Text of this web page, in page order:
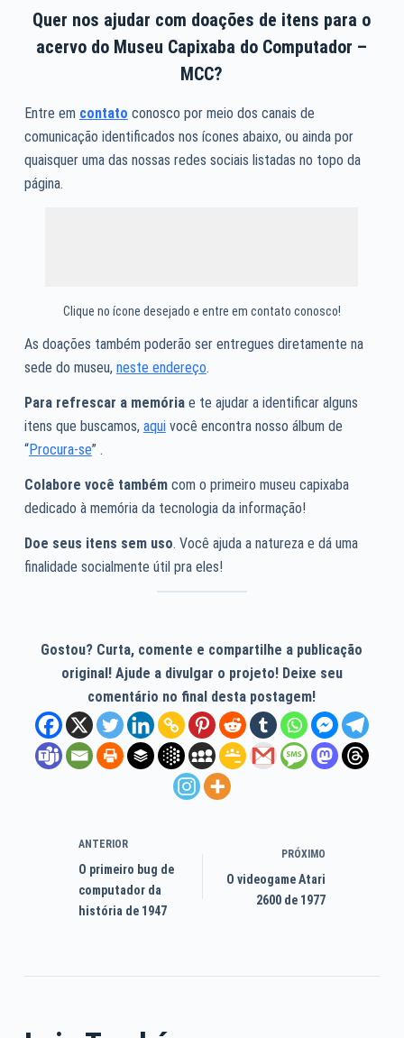
Quer nos ajudar com doações de itens para o
acervo do Museu Capixaba do Computador –
MCC?
Entre em contato conosco por meio dos canais de
comunicação identificados nos ícones abaixo, ou ainda por
quaisquer uma das nossas redes sociais listadas no topo da
página.
Clique no ícone desejado e entre em contato conosco!
As doações também poderão ser entregues diretamente na
sede do museu, neste endereço.
Para refrescar a memóriae te ajudar a identificar alguns
itens que buscamos, aquivocê encontra nosso álbum de
“Procura-se” .
Colabore você tambémcom o primeiro museu capixaba
dedicado à memória da tecnologia da informação!
Doe seus itens sem uso. Você ajuda a natureza e dá uma
finalidade socialmente útil pra eles!
Gostou? Curta, comente e compartilhe a publicação
original! Ajude a divulgar o projeto! Deixe seu
comentário no final desta postagem!
ANTERIOR
O primeiro bug de
computador da
história de 1947
PRÓXIMO
O videogame Atari
2600 de 1977